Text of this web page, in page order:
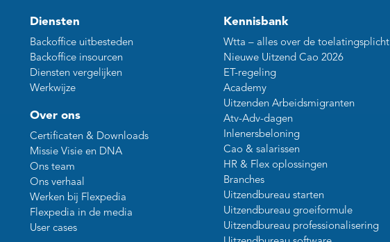
Diensten
Backoffice uitbesteden
Backoffice insourcen
Diensten vergelijken
Werkwijze
Over ons
Certificaten & Downloads
Missie Visie en DNA
Ons team
Ons verhaal
Werken bij Flexpedia
Flexpedia in de media
User cases
Kennisbank
Wtta – alles over de toelatingsplicht
Nieuwe Uitzend Cao 2026
ET-regeling
Academy
Uitzenden Arbeidsmigranten
Atv-Adv-dagen
Inlenersbeloning
Cao & salarissen
HR & Flex oplossingen
Branches
Uitzendbureau starten
Uitzendbureau groeiformule
Uitzendbureau professionalisering